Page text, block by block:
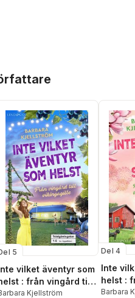
5
vilket äventyr som
: från vingård till
Kjellström
Del 4
Inte
helst :
Barbara